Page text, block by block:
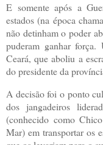
E somente após a
estados (na época
não detinham o poder
puderam ganhar
Ceará, que aboliu a
do presidente da
A decisão foi o ponto
dos jangadeiros
(conhecido como
Mar) em transportar os